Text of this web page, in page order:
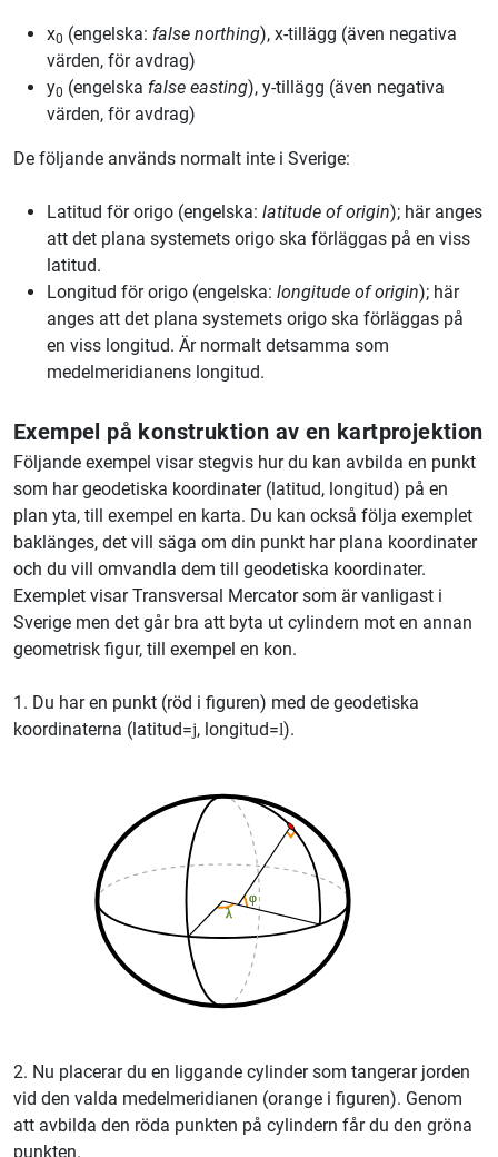
x0 (engelska: false northing), x-tillägg (även negativa
värden, för avdrag)
y0 (engelska false easting), y-tillägg (även negativa
värden, för avdrag)
De följande används normalt inte i Sverige:
Latitud för origo (engelska: latitude of origin); här anges
att det plana systemets origo ska förläggas på en viss
latitud.
Longitud för origo (engelska: longitude of origin); här
anges att det plana systemets origo ska förläggas på
en viss longitud. Är normalt detsamma som
medelmeridianens longitud.
Exempel på konstruktion av en kartprojektion
Följande exempel visar stegvis hur du kan avbilda en punkt
som har geodetiska koordinater (latitud, longitud) på en
plan yta, till exempel en karta. Du kan också följa exemplet
baklänges, det vill säga om din punkt har plana koordinater
och du vill omvandla dem till geodetiska koordinater.
Exemplet visar Transversal Mercator som är vanligast i
Sverige men det går bra att byta ut cylindern mot en annan
geometrisk figur, till exempel en kon.
1. Du har en punkt (röd i figuren) med de geodetiska
koordinaterna (latitud=j, longitud=l).
2. Nu placerar du en liggande cylinder som tangerar jorden
vid den valda medelmeridianen (orange i figuren). Genom
att avbilda den röda punkten på cylindern får du den gröna
punkten.